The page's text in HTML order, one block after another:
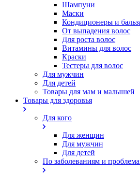
Шампуни
Маски
Кондиционеры и
От выпадения волос
Для роста волос
Витамины для волос
Краски
Тестеры для волос
Для мужчин
Для детей
Товары для мам и малышей
Товары для здоровья
Для кого
Для женщин
Для мужчин
Для детей
По заболеваниям и